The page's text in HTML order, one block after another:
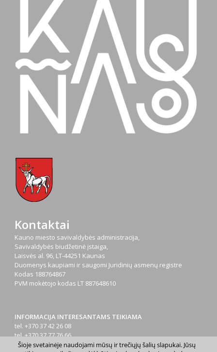
Kontaktai
Kauno miesto savivaldybės administracija,
Savivaldybės biudžetinė įstaiga,
Laisvės al. 96, LT-44251 Kaunas
Duomenys kaupiami ir saugomi Juridinių asmenų registre
Kodas 188764867
PVM mokėtojo kodas LT 887648610
INFORMACIJA INTERESANTAMS TEIKIAMA
tel. +370 37 42 26 08
tel. +370 37 77 76 66
tel. +370 660 07000
Šioje svetainėje naudojami mūsų ir trečiųjų šalių slapukai. Jūsų